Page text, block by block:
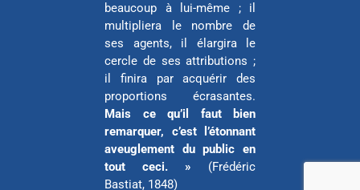
beaucoup à lui-même ; il
multipliera le nombre de
ses agents, il élargira le
cercle de ses attributions ;
il finira par acquérir des
proportions écrasantes.
Mais ce qu’il faut bien
remarquer, c’est l’étonnant
aveuglement du public en
tout ceci. » (Frédéric
Bastiat, 1848)